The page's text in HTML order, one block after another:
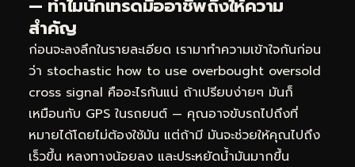
— ทำไมนักเทรดมืออาชีพถึงให้ความ
สำคัญ
ก่อนจะลงลึกในรายละเอียด เรามาทำความเข้าใจกันก่อน
ว่า stochastic how to use overbought oversold
cross signal คืออะไรกันแน่ ถ้าเปรียบง่ายๆ มันก็
เหมือนกับ GPS ในรถยนต์ — คุณอาจขับรถไปถึงที่
หมายได้โดยไม่ต้องใช้มัน แต่ถ้ามี มันจะช่วยให้คุณไปถึง
เร็วขึ้น หลงทางน้อยลง และประหยัดน้ำมันมากขึ้น